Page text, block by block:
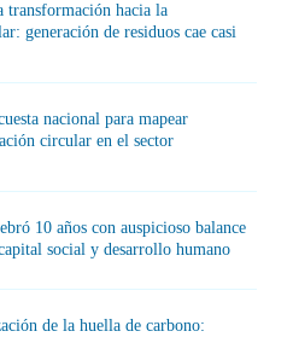
transformación hacia la
generación de residuos cae casi
nacional para mapear
circular en el sector
10 años con auspicioso balance
social y desarrollo humano
de la huella de carbono: